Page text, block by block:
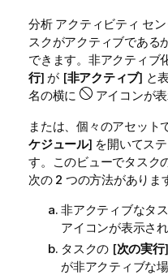
分析アクティビティ セ
スクがアクティブである
できます。非アクティブ
行] が [非アクティブ] と
名の横に
アイコンが表
または、個々のアセットで
ケジュール] を開いてス
す。このビューでタスク
次の 2 つの方法がありま
非アクティブなタ
アイコンが表示され
タスクの [次の実行
が非アクティブな